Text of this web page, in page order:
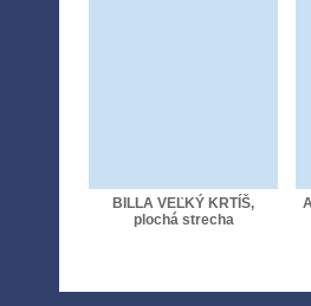
BILLA VEĽKÝ KRTÍŠ,
plochá strecha